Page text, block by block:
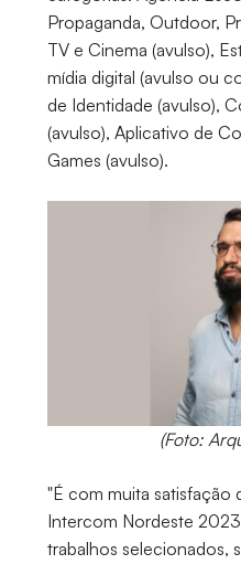
Propaganda, Outdoor,
TV e Cinema (avulso),
mídia digital (avulso ou
de Identidade (avulso),
(avulso), Aplicativo de
Games (avulso).
(Foto:
"É com muita satisfação
Intercom Nordeste
trabalhos selecionados,